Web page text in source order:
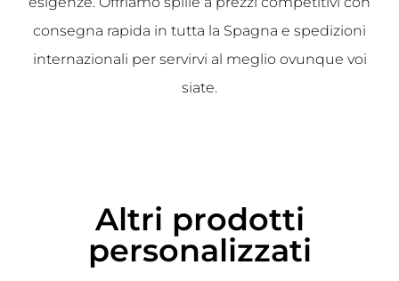
consegna rapida in tutta la Spagna e spedizioni
internazionali per servirvi al meglio ovunque voi
siate.
Altri prodotti
personalizzati